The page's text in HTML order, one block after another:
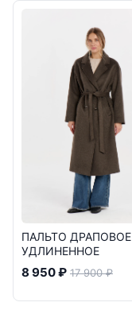
ПАЛЬТО ДРАПОВОЕ
УДЛИНЕННОЕ
8 950 ₽ 17 900 ₽